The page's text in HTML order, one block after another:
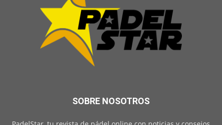
SOBRE NOSOTROS